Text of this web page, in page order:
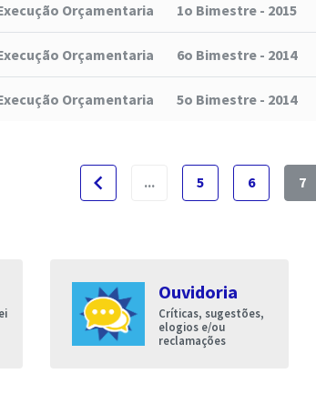
Orçamentaria 1o Bimestre - 2015
Orçamentaria 6o Bimestre - 2014
Orçamentaria 5o Bimestre - 2014
navigate_before ... 5 6 7
Ouvidoria
Críticas, sugestões,
elogios e/ou
reclamações